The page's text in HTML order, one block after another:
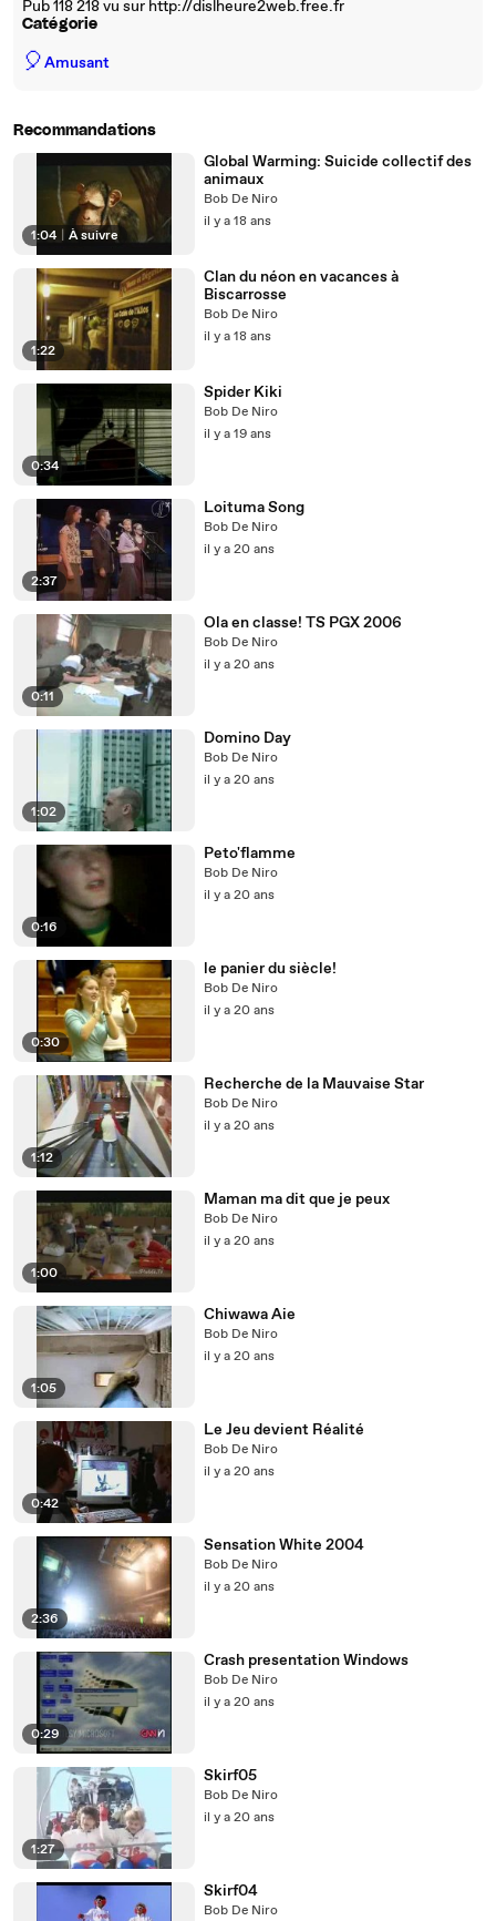
Pub 118 218 vu sur http://dislheure2web.free.fr
Catégorie
🎈Amusant
Recommandations
1:04 À suivre
Global Warming: Suicide collectif des
animaux
Bob De Niro
il y a 18 ans
1:22
Clan du néon en vacances à
Biscarrosse
Bob De Niro
il y a 18 ans
0:34
Spider Kiki
Bob De Niro
il y a 19 ans
2:37
Loituma Song
Bob De Niro
il y a 20 ans
0:11
Ola en classe! TS PGX 2006
Bob De Niro
il y a 20 ans
1:02
Domino Day
Bob De Niro
il y a 20 ans
0:16
Peto'flamme
Bob De Niro
il y a 20 ans
0:30
le panier du siècle!
Bob De Niro
il y a 20 ans
1:12
Recherche de la Mauvaise Star
Bob De Niro
il y a 20 ans
1:00
Maman ma dit que je peux
Bob De Niro
il y a 20 ans
1:05
Chiwawa Aie
Bob De Niro
il y a 20 ans
0:42
Le Jeu devient Réalité
Bob De Niro
il y a 20 ans
2:36
Sensation White 2004
Bob De Niro
il y a 20 ans
0:29
Crash presentation Windows
Bob De Niro
il y a 20 ans
1:27
Skirf05
Bob De Niro
il y a 20 ans
Skirf04
Bob De Niro